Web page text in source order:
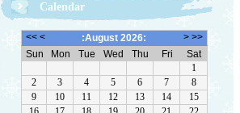
Calendar